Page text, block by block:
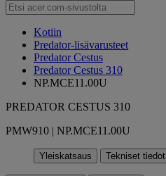
Kotiin
Predator-lisävarusteet
Predator Cestus
Predator Cestus 310
NP.MCE11.00U
PREDATOR CESTUS 310
PMW910 | NP.MCE11.00U
Yleiskatsaus Tekniset tiedot